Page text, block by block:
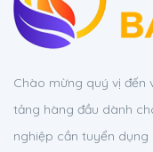
Chào mừng quý vị
tảng hàng đầu dành
nghiệp cần tuyển